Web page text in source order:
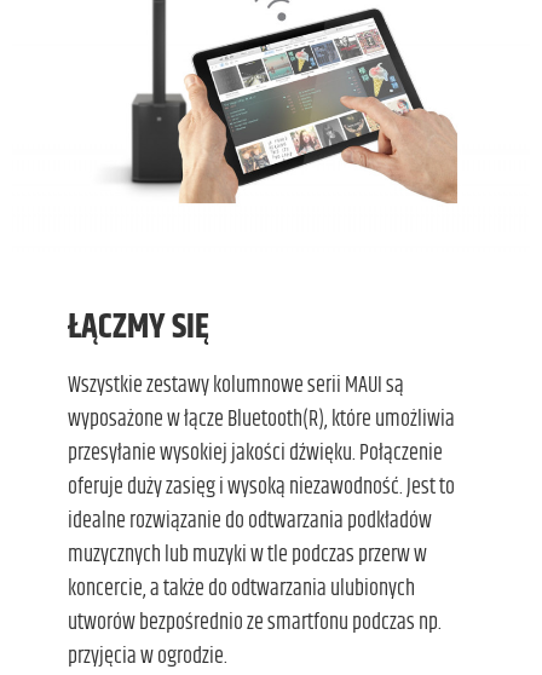
ŁĄCZMY SIĘ
Wszystkie zestawy kolumnowe serii MAUI są
wyposażone w łącze Bluetooth(R), które umożliwia
przesyłanie wysokiej jakości dźwięku. Połączenie
oferuje duży zasięg i wysoką niezawodność. Jest to
idealne rozwiązanie do odtwarzania podkładów
muzycznych lub muzyki w tle podczas przerw w
koncercie, a także do odtwarzania ulubionych
utworów bezpośrednio ze smartfonu podczas np.
przyjęcia w ogrodzie.